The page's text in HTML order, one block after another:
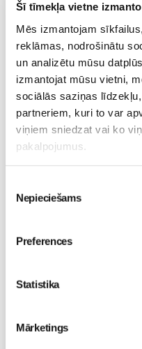
Šī tīmekļa vietne
Mēs izmantojam
reklāmas, nodrošinātu
un analizētu mūsu
izmantojat mūsu vietni,
sociālās saziņas
partneriem, kuri to var
viņiem sniedzat vai ko
pakalpojumus.
izvēle
Nepieciešams
Preferences
Statistika
Mārketings
masāža Māmiņu klubā
Ķermeņa masāža
10.08 11:30-15:30
Izpārdots
Emocionālā un
11.08 10:00-12:00
Diānas Zandes lekcija